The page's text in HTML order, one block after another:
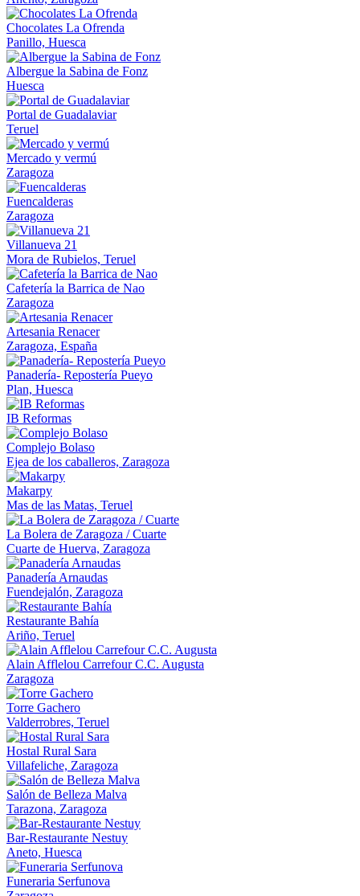
Chocolates La Ofrenda
Panillo, Huesca
Albergue la Sabina de Fonz
Huesca
Portal de Guadalaviar
Teruel
Mercado y vermú
Zaragoza
Fuencalderas
Zaragoza
Villanueva 21
Mora de Rubielos, Teruel
Cafetería la Barrica de Nao
Zaragoza
Artesania Renacer
Zaragoza, España
Panadería- Repostería Pueyo
Plan, Huesca
IB Reformas
Complejo Bolaso
Ejea de los caballeros, Zaragoza
Makarpy
Mas de las Matas, Teruel
La Bolera de Zaragoza / Cuarte
Cuarte de Huerva, Zaragoza
Panadería Arnaudas
Fuendejalón, Zaragoza
Restaurante Bahía
Ariño, Teruel
Alain Afflelou Carrefour C.C. Augusta
Zaragoza
Torre Gachero
Valderrobres, Teruel
Hostal Rural Sara
Villafeliche, Zaragoza
Salón de Belleza Malva
Tarazona, Zaragoza
Bar-Restaurante Nestuy
Aneto, Huesca
Funeraria Serfunova